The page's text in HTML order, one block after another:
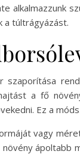
alkalmazzunk
a túltrágyázást.
szaporítása
a fő
Ez a
vagy
ápoltabb